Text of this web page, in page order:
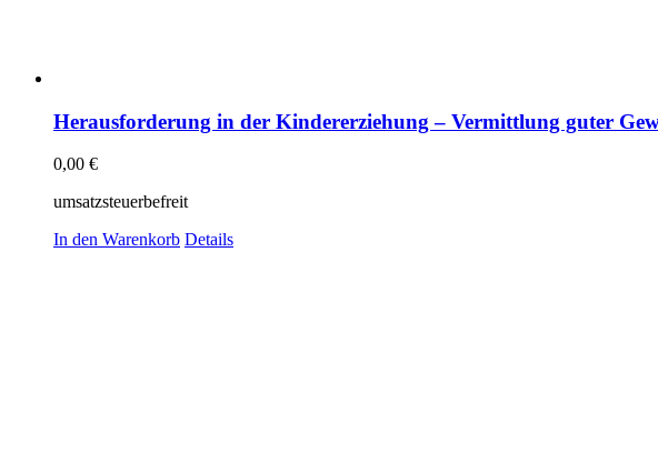
Herausforderung in der Kindererziehung – Vermittlung guter
0,00 €
umsatzsteuerbefreit
In den Warenkorb Details